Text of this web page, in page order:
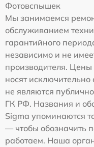
Фотовспышек
Мы занимаемся
обслуживанием
гарантийного
независимо и не
производителя.
носят
не являются
ГК РФ. Названия и
Sigma упоминаются
— чтобы обозначить
работаем. Наша